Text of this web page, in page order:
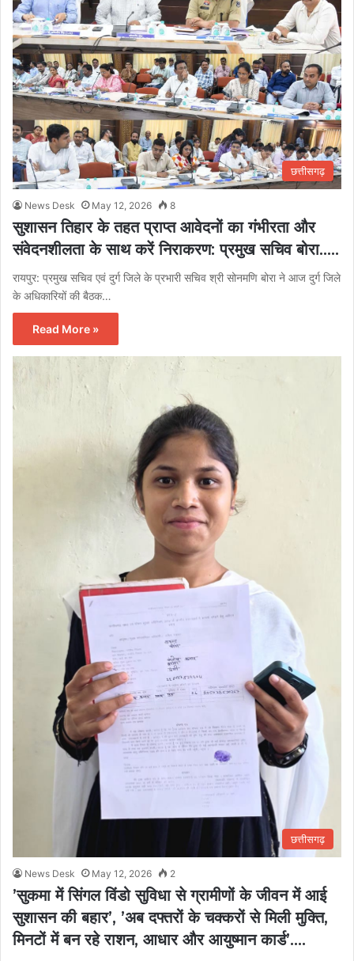
छत्तीसगढ़
News Desk May 12, 2026 8
सुशासन तिहार के तहत प्राप्त आवेदनों का गंभीरता और
संवेदनशीलता के साथ करें निराकरण: प्रमुख सचिव बोरा…..
रायपुर: प्रमुख सचिव एवं दुर्ग जिले के प्रभारी सचिव श्री सोनमणि बोरा ने आज दुर्ग जिले
के अधिकारियों की बैठक…
Read More »
छत्तीसगढ़
News Desk May 12, 2026 2
’सुकमा में सिंगल विंडो सुविधा से ग्रामीणों के जीवन में आई
सुशासन की बहार’, ’अब दफ्तरों के चक्करों से मिली मुक्ति,
मिनटों में बन रहे राशन, आधार और आयुष्मान कार्ड’….